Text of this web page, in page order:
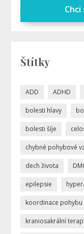
Štítky
ADD ADHD
bolesti hlavy
bolesti šíje
chybné pohybové
dech života
epilepsie
koordinace pohybu
kraniosakrální